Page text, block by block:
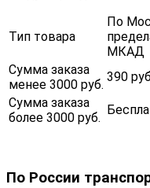
Тип товара
По
МКАД
Сумма заказа
менее 3000 руб.
390
Сумма заказа
более 3000 руб.
По России